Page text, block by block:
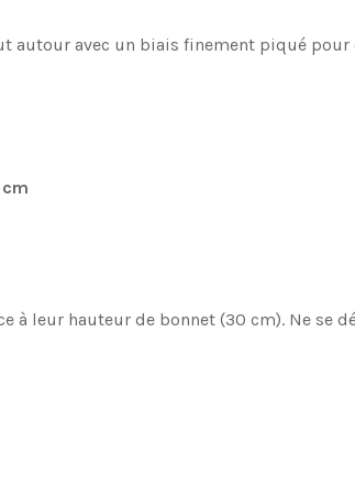
autour avec un biais finement piqué
à leur hauteur de bonnet (30 cm). Ne se